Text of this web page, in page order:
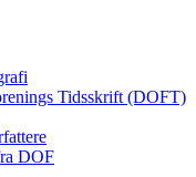
Tidsskrift (DOFT)
DOF